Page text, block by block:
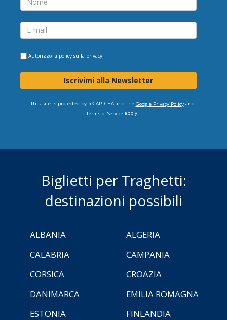
Autorizzo la policy sulla privacy
Iscrivimi alla Newsletter
This site is protected by reCAPTCHA and the Google Privacy Policyand
Terms of Serviceapply.
Biglietti per Traghetti:
destinazioni possibili
ALBANIA
ALGERIA
CALABRIA
CAMPANIA
CORSICA
CROAZIA
DANIMARCA
EMILIA ROMAGNA
ESTONIA
FINLANDIA